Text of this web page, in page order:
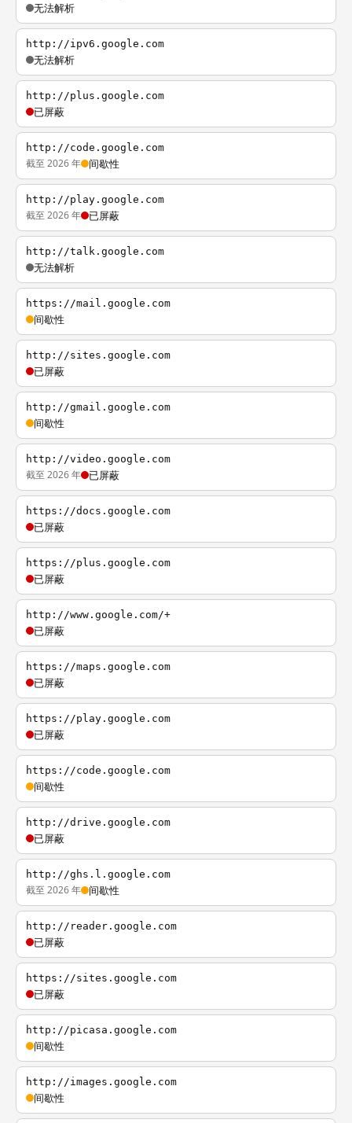
无法解析
http://ipv6.google.com
无法解析
http://plus.google.com
已屏蔽
http://code.google.com
截至 2026 年 间歇性
http://play.google.com
截至 2026 年 已屏蔽
http://talk.google.com
无法解析
https://mail.google.com
间歇性
http://sites.google.com
已屏蔽
http://gmail.google.com
间歇性
http://video.google.com
截至 2026 年 已屏蔽
https://docs.google.com
已屏蔽
https://plus.google.com
已屏蔽
http://www.google.com/+
已屏蔽
https://maps.google.com
已屏蔽
https://play.google.com
已屏蔽
https://code.google.com
间歇性
http://drive.google.com
已屏蔽
http://ghs.l.google.com
截至 2026 年 间歇性
http://reader.google.com
已屏蔽
https://sites.google.com
已屏蔽
http://picasa.google.com
间歇性
http://images.google.com
间歇性